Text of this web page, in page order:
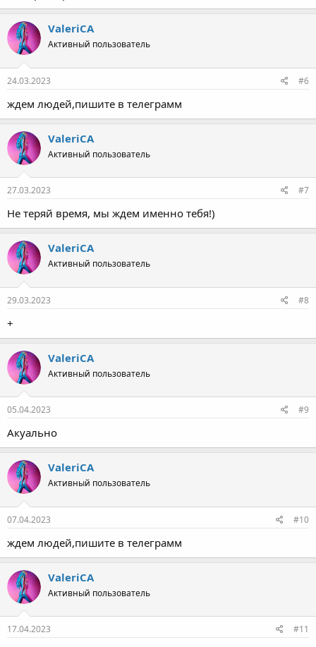
ValeriCA
Активный пользователь
24.03.2023 #6
ждем людей,пишите в телеграмм
ValeriCA
Активный пользователь
27.03.2023 #7
Не теряй время, мы ждем именно тебя!)
ValeriCA
Активный пользователь
29.03.2023 #8
+
ValeriCA
Активный пользователь
05.04.2023 #9
Акуально
ValeriCA
Активный пользователь
07.04.2023 #10
ждем людей,пишите в телеграмм
ValeriCA
Активный пользователь
17.04.2023 #11